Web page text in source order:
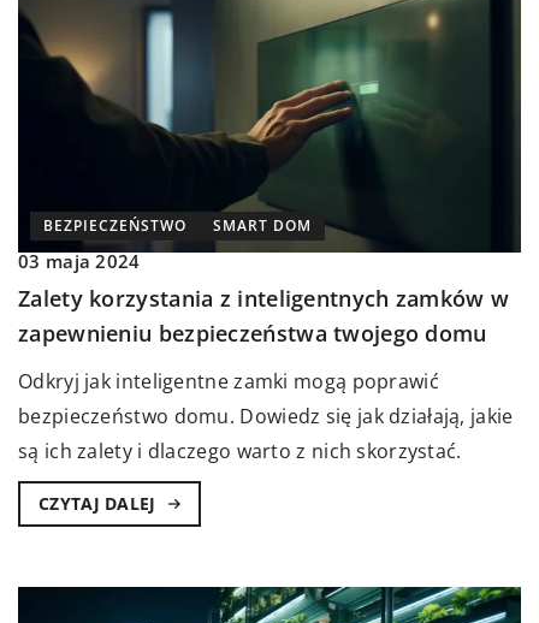
BEZPIECZEŃSTWO SMART DOM
03 maja 2024
Zalety korzystania z inteligentnych zamków w
zapewnieniu bezpieczeństwa twojego domu
Odkryj jak inteligentne zamki mogą poprawić
bezpieczeństwo domu. Dowiedz się jak działają, jakie
są ich zalety i dlaczego warto z nich skorzystać.
CZYTAJ DALEJ